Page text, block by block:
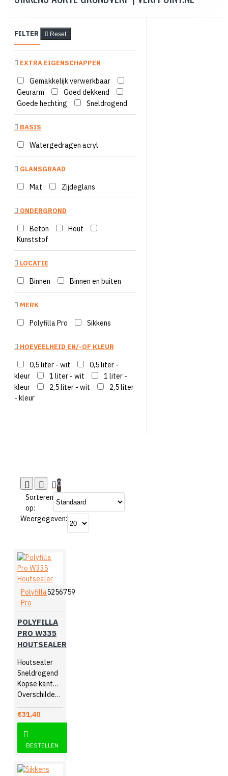
FILTER Reset
EXTRA EIGENSCHAPPEN
Gemakkelijk verwerkbaar
Geurarm
Goed dekkend
Goede hechting
Sneldrogend
BASIS
Watergedragen acryl
GLANSGRAAD
Mat Zijdeglans
ONDERGROND
Beton
Hout
Kunststof
LOCATIE
Binnen Binnen en buiten
MERK
Polyfilla Pro Sikkens
HOEVEELHEID EN/-OF KLEUR
0,5 liter - wit
0,5 liter -
kleur
1 liter - wit
1 liter -
kleur
2,5 liter - wit
2,5 liter
- kleur
0
Sorteren
op:
Weergegeven:
Polyfilla
Pro
5256759
POLYFILLA
PRO W335
HOUTSEALER
Houtsealer
Sneldrogend
Kopse kanten, plaatmateriaal
Overschilderbaar na 4 uur
€31,40
BESTELLEN